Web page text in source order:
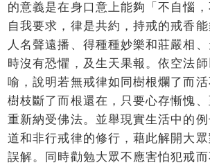
的意義是在身口意上能夠「不自惱
自我要求，律是共約，持戒的戒香
人名聲遠播、得種種妙樂和莊嚴相
時沒有恐懼，及生天果報。依空法
喻，說明若無戒律如同樹根爛了而
樹枝斷了而根還在，只要心存慚愧
重新納受佛法。並舉現實生活中的
道和非行戒律的修行，藉此解開大
誤解。同時勸勉大眾不應害怕犯戒